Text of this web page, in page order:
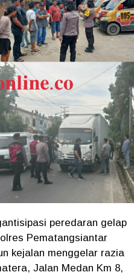
peredaran gelap
Pematangsiantar
kejalan menggelar razia
Jalan Medan Km 8,